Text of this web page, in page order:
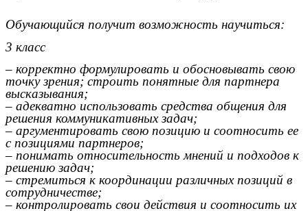
Обучающийся получит возможность научиться:
3 класс
– корректно формулировать и обосновывать свою
точку зрения; строить понятные для партнера
высказывания;
– адекватно использовать средства общения для
решения коммуникативных задач;
– аргументировать свою позицию и соотносить ее
с позициями партнеров;
– понимать относительность мнений и подходов к
решению задач;
– стремиться к координации различных позиций в
сотрудничестве;
– контролировать свои действия и соотносить их